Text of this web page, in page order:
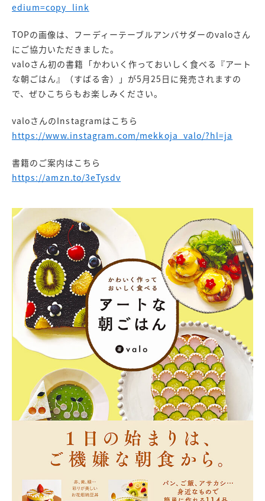
edium=copy_link
TOPの画像は、フーディーテーブルアンバサダーのvaloさん
にご協力いただきました。
valoさん初の書籍「かわいく作っておいしく食べる『アート
な朝ごはん』（すばる舎）」が5月25日に発売されますの
で、ぜひこちらもお楽しみください。
valoさんのInstagramはこちら
https://www.instagram.com/mekkoja_valo/?hl=ja
書籍のご案内はこちら
https://amzn.to/3eTysdv